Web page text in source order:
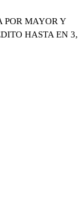
POR MAYOR Y
HASTA EN 3,